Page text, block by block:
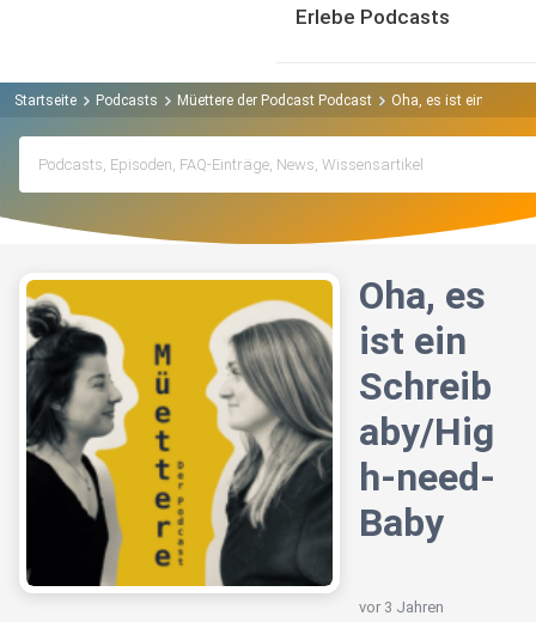
Erlebe Podcasts
Startseite Podcasts Müettere der Podcast Podcast Oha, es ist ein
Oha, es
ist ein
Schreib
aby/Hig
h-need-
Baby
vor 3 Jahren